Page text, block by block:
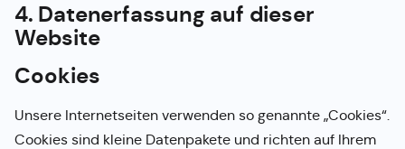
4. Datenerfassung auf dieser
Website
Cookies
Unsere Internetseiten verwenden so genannte „Cookies“.
Cookies sind kleine Datenpakete und richten auf Ihrem